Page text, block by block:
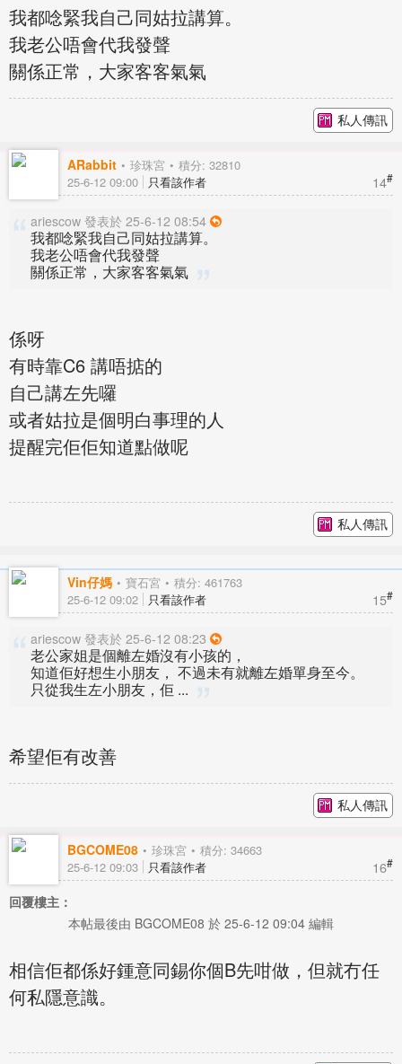
我都唸緊我自己同姑拉講算。
我老公唔會代我發聲
關係正常，大家客客氣氣
私人傳訊
ARabbit 珍珠宮 積分: 32810
14#
25-6-12 09:00 只看該作者
ariescow 發表於 25-6-12 08:54
我都唸緊我自己同姑拉講算。
我老公唔會代我發聲
關係正常，大家客客氣氣
係呀
有時靠C6 講唔掂的
自己講左先囉
或者姑拉是個明白事理的人
提醒完佢佢知道點做呢
私人傳訊
Vin仔媽 寶石宮 積分: 461763
15#
25-6-12 09:02 只看該作者
ariescow 發表於 25-6-12 08:23
老公家姐是個離左婚沒有小孩的，
知道佢好想生小朋友， 不過未有就離左婚單身至今。
只從我生左小朋友，佢 ...
希望佢有改善
私人傳訊
BGCOME08 珍珠宮 積分: 34663
16#
25-6-12 09:03 只看該作者
回覆樓主：
本帖最後由 BGCOME08 於 25-6-12 09:04 編輯
相信佢都係好鍾意同錫你個B先咁做，但就冇任
何私隱意識。